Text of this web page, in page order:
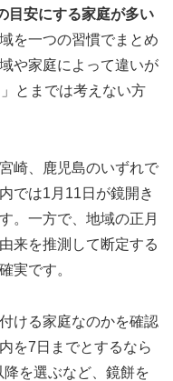
目安にする家庭が多い
を一つの習慣でまとめ
や家庭によって違いが
とまでは考えない方
崎、鹿児島のいずれで
では1月11日が鏡開き
。一方で、地域の正月
来を推測して断定する
実です。
ける家庭なのかを確認
を7日までとするなら
を選ぶなど、 鏡餅を